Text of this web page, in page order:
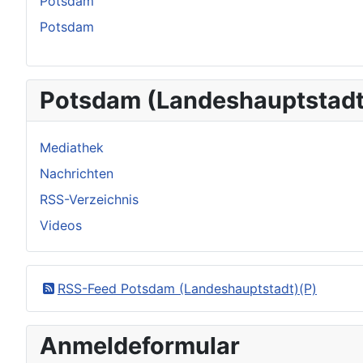
Potsdam
Potsdam
Mediathek
Nachrichten
RSS-Verzeichnis
Videos
RSS-Feed Potsdam (Landeshauptstadt)(P)
Anmeldeformular